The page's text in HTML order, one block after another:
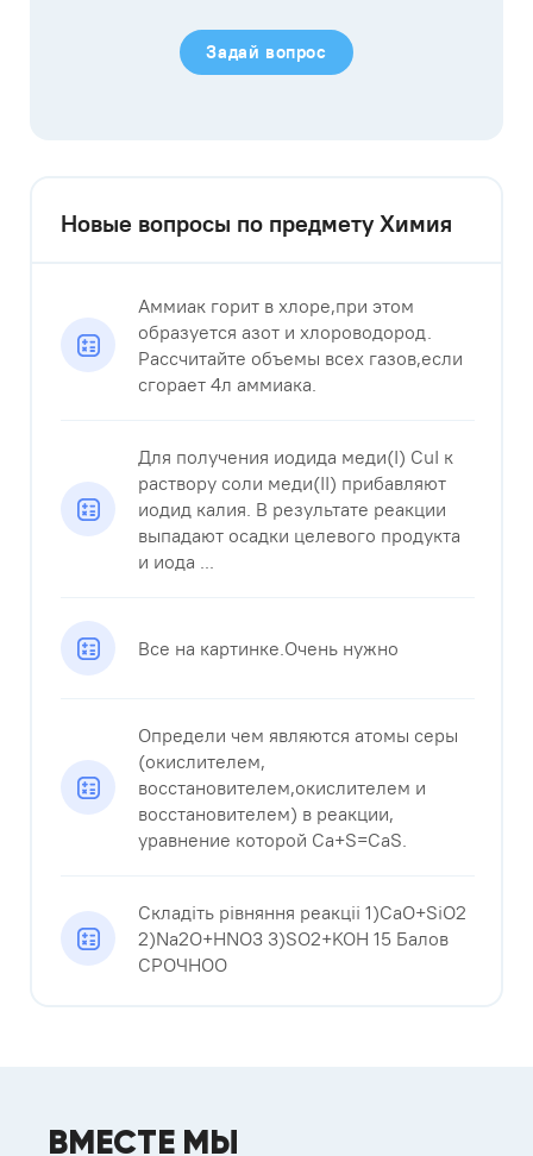
Задай вопрос
Новые вопросы по предмету Химия
Аммиак горит в хлоре,при этом
образуется азот и хлороводород.
Рассчитайте объемы всех газов,если
сгорает 4л аммиака.
Для получения иодида меди(I) CuI к
раствору соли меди(II) прибавляют
иодид калия. В результате реакции
выпадают осадки целевого продукта
и иода ...
Все на картинке.Очень нужно​
Определи чем являются атомы серы
(окислителем,
восстановителем,окислителем и
восстановителем) в реакции,
уравнение которой Ca+S=CaS.
Складіть рівняння реакціі 1)CaO+SiO2
2)Na2O+HNO3 3)SO2+KOH 15 Балов
СРОЧНОО​
ВМЕСТЕ МЫ